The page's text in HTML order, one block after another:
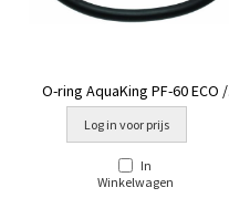
O-ring AquaKing PF-60 ECO /
PF²-60 NG
Log in voor prijs
In
Winkelwagen